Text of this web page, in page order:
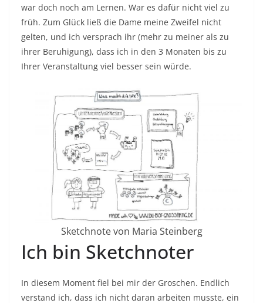
war doch noch am Lernen. War es dafür nicht viel zu
früh. Zum Glück ließ die Dame meine Zweifel nicht
gelten, und ich versprach ihr (mehr zu meiner als zu
ihrer Beruhigung), dass ich in den 3 Monaten bis zu
Ihrer Veranstaltung viel besser sein würde.
Sketchnote von Maria Steinberg
Ich bin Sketchnoter
In diesem Moment fiel bei mir der Groschen. Endlich
verstand ich, dass ich nicht daran arbeiten musste, ein